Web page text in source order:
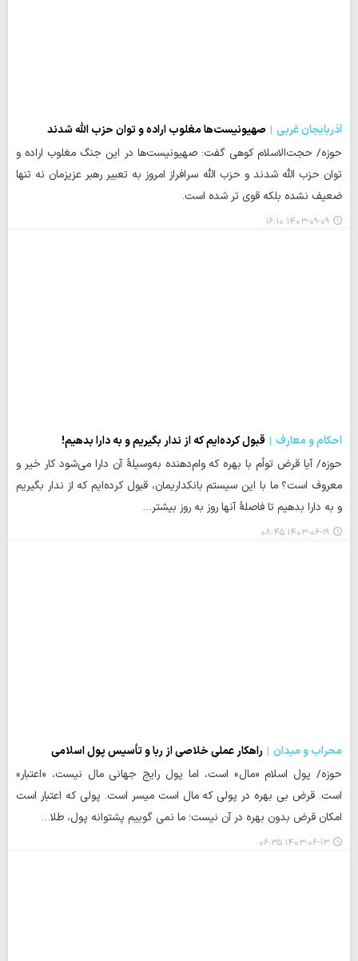
آذربایجان غربی
صهیونیست‌ها مغلوب اراده و توان حزب الله شدند
حوزه/ حجت‌الاسلام کوهی گفت: صهیونیست‌ها در این جنگ مغلوب اراده و
توان حزب الله شدند و حزب الله سرافراز امروز به تعبیر رهبر عزیزمان نه تنها
ضعیف نشده بلکه قوی تر شده است.
۱۴۰۳-۰۹-۰۹ ۱۶:۱۰
احکام و معارف
قبول کرده‌ایم که از ندار بگیریم و به دارا بدهیم!
حوزه/ آیا قرض توأم با بهره که وام‌دهنده به‌وسیلۀ آن دارا می‌شود کار خیر و
معروف است؟ ما با این سیستم بانکداریمان، قبول کرده‌ایم که از ندار بگیریم
و به دارا بدهیم تا فاصلۀ آنها روز به روز بیشتر…
۱۴۰۳-۰۶-۱۹ ۰۸:۴۵
محراب و میدان
راهکار عملی خلاصی از ربا و تأسیس پول اسلامی
حوزه/ پول اسلام «مال» است، اما پول رایج جهانی مال نیست، «اعتبار»
است. قرض بی بهره در پولی که مال است میسر است. پولی که اعتبار است
امکان قرض بدون بهره در آن نیست؛ ما نمی گوییم پشتوانه پول، طلا…
۱۴۰۳-۰۶-۱۳ ۰۶:۳۵